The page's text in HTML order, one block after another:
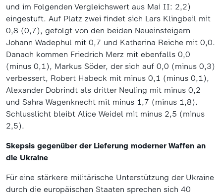
und im Folgenden Vergleichswert aus Mai II: 2,2)
eingestuft. Auf Platz zwei findet sich Lars Klingbeil mit
0,8 (0,7), gefolgt von den beiden Neueinsteigern
Johann Wadephul mit 0,7 und Katherina Reiche mit 0,0.
Danach kommen Friedrich Merz mit ebenfalls 0,0
(minus 0,1), Markus Söder, der sich auf 0,0 (minus 0,3)
verbessert, Robert Habeck mit minus 0,1 (minus 0,1),
Alexander Dobrindt als dritter Neuling mit minus 0,2
und Sahra Wagenknecht mit minus 1,7 (minus 1,8).
Schlusslicht bleibt Alice Weidel mit minus 2,5 (minus
2,5).
Skepsis gegenüber der Lieferung moderner Waffen an
die Ukraine
Für eine stärkere militärische Unterstützung der Ukraine
durch die europäischen Staaten sprechen sich 40